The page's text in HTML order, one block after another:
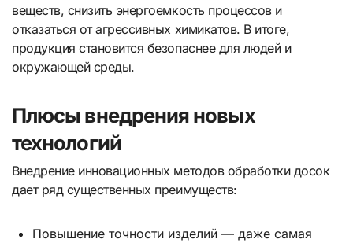
веществ, снизить энергоемкость процессов и
отказаться от агрессивных химикатов. В итоге,
продукция становится безопаснее для людей и
окружающей среды.
Плюсы внедрения новых
технологий
Внедрение инновационных методов обработки досок
дает ряд существенных преимуществ:
Повышение точности изделий — даже самая